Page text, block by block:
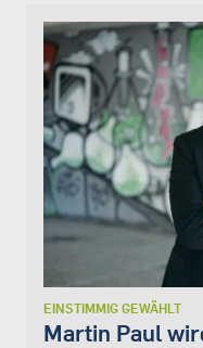
EINSTIMMIG GEWÄHLT
Martin Paul